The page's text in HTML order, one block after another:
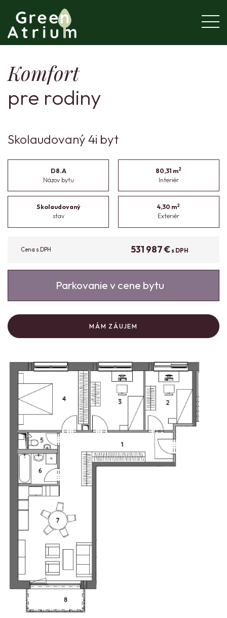
Komfort
pre rodiny
Skolaudovaný 4i byt
D8.A
Názov bytu
80,31 m2
Interiér
Skolaudovaný
stav
4,30 m2
Exteriér
Cena s DPH 531 987 €s DPH
Parkovanie v cene bytu
MÁM ZÁUJEM